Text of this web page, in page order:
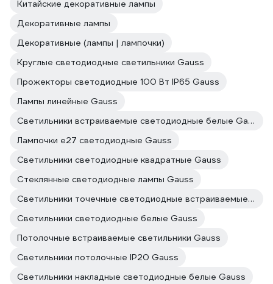
Китайские декоративные лампы
Декоративные лампы
Декоративные (лампы | лампочки)
Круглые светодиодные светильники Gauss
Прожекторы светодиодные 100 Вт IP65 Gauss
Лампы линейные Gauss
Светильники встраиваемые светодиодные белые Gauss
Лампочки е27 светодиодные Gauss
Светильники светодиодные квадратные Gauss
Стеклянные светодиодные лампы Gauss
Светильники точечные светодиодные встраиваемые Gauss
Светильники светодиодные белые Gauss
Потолочные встраиваемые светильники Gauss
Светильники потолочные IP20 Gauss
Светильники накладные светодиодные белые Gauss